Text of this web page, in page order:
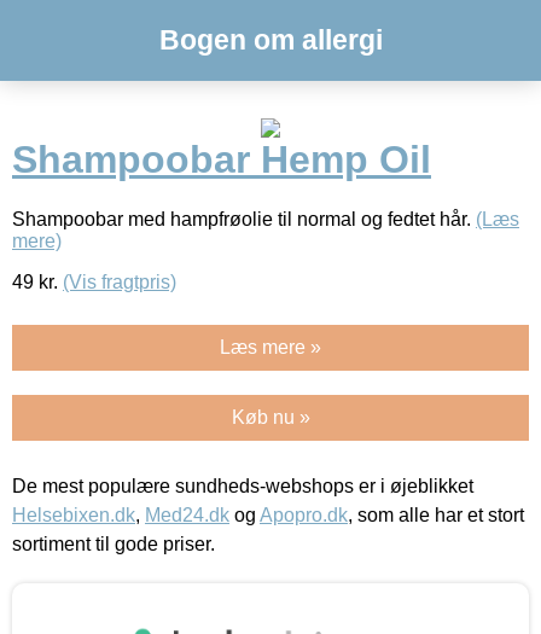
Bogen om allergi
Shampoobar Hemp Oil
Shampoobar med hampfrøolie til normal og fedtet hår. (Læs
mere)
49 kr. (Vis fragtpris)
Læs mere »
Køb nu »
De mest populære sundheds-webshops er i øjeblikket
Helsebixen.dk, Med24.dk og Apopro.dk, som alle har et stort
sortiment til gode priser.